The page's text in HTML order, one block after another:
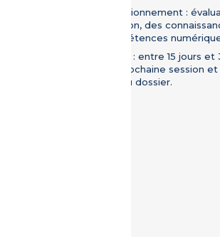
Test de positionnement :
de la formation, des
et des compétences
Délai d’accès : entre 15 jours
date de la prochaine session
traitement du dossier.